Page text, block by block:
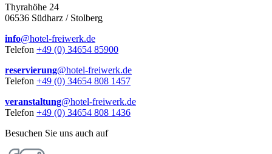
Thyrahöhe 24
06536 Südharz / Stolberg
info@hotel-freiwerk.de
Telefon +49 (0) 34654 85900
reservierung@hotel-freiwerk.de
Telefon +49 (0) 34654 808 1457
veranstaltung@hotel-freiwerk.de
Telefon +49 (0) 34654 808 1436
Besuchen Sie uns auch auf